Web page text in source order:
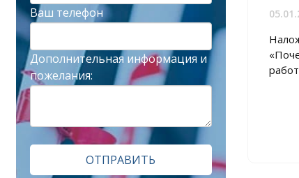
Ваш телефон
Дополнительная информация и
пожелания:
ОТПРАВИТЬ